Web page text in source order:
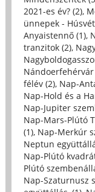
2021-es év? (2),
ünnepek -
Anyaistennő (1),
tranzitok (2),
Nándoerfehérvár
félév (2), Nap-
Nap-Hold és a
Nap-Jupiter
Nap-Mars-Plútó
(1), Nap-Merkúr
Neptun
Nap-Plútó
Plútó
Nap-Szaturnusz